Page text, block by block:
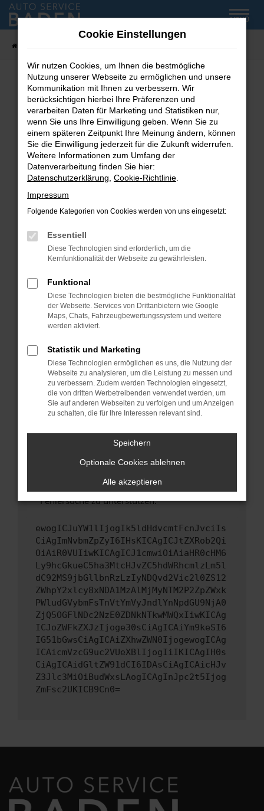
Zum
Hauptinhalt
MENÜ
Fehler: Network Error
Beim Laden ist ein Fehler aufgetreten.
Hier sind ein paar Tipps, die dir helfen können:
Überprüfe deine Firewall und deine
Internetverbindung.
Laden andere Webseiten, zum Beispiel deine
Suchmaschine?
Prüfe deine Browsererweiterungen.
können das Laden bestimmter Seiten
verhindern. Funktioniert die Seite in einem
Fenster?
Starte dein Gerät neu.
Das kann manchmal helfen, vorübergehende
Probleme zu beheben.
Betriebssystem auf dem neuesten Stand
sind.
Veraltete Software birgt nicht nur ein
Sicherheitsrisiko, sondern kann auch dazu
führen, dass bestimmte Funktionen nicht mehr
unterstützt werden.
Wende dich an den Webseitenbetreiber.
Wenn du alle oben genannten Schritte versucht
hast, kontaktiere uns bitte. Wir werden
uns diesen Text schicken, um uns bei der
Fehlersuche zu unterstützen:
ewogICJuYW1lIjogIk5ldHdvcmtFcnJvciIs
CiAgImNvbmZpZyI6IHsKICAgICJtZXRob2Qi
OiAiR0VUIiwKICAgICJ1cmwiOiAiaHR0cHM6
Ly9hcGkueC5ha3MtcHJvZC5hdWRhcmlzLm5l
dC92MS9jbGllbnRzLzIyNDQvd2Vic2l0ZS12
ZWhpY2xlcy8xNDA1MzAlMjMyNTM2P2ZpZWxk
PWludGVybmFsTnVtYmVyJndlYnNpdGU9NjA0
ZjQ5OGFlNDc2NzE0ZDNkNTkwMWQxIiwKICAg
ICJoZWFkZXJzIjoge30sCiAgICAiYm9keSI6
IG51bGwsCiAgICAiZXhwZWN0IjogewogICAg
ICAicmVzcG9uc2VUeXBlIjogIiIKICAgIH0s
CiAgICAidGltZW91dCI6IDAsCiAgICAicHJv
Z3Jlc3MiOiBudWxsLAogICAgInJpc2t5Ijog
ZmFsc2UKICB9Cn0=
Cookie Einstellungen
Wir nutzen Cookies, um Ihnen die bestmögliche
Nutzung unserer Webseite zu ermöglichen und unsere
Kommunikation mit Ihnen zu verbessern. Wir
berücksichtigen hierbei Ihre Präferenzen und
verarbeiten Daten für Marketing und Statistiken nur,
wenn Sie uns Ihre Einwilligung geben. Wenn Sie zu
einem späteren Zeitpunkt Ihre Meinung ändern, können
Sie die Einwilligung jederzeit für die Zukunft widerrufen.
Weitere Informationen zum Umfang der
Datenverarbeitung finden Sie hier:
Datenschutzerklärung Cookie-Richtlinie
Impressum
Folgende Kategorien von Cookies werden von uns eingesetzt:
Essentiell
Diese Technologien sind erforderlich, um die
Kernfunktionalität der Webseite zu gewährleisten.
Funktional
Diese Technologien bieten die bestmögliche Funktionalität
der Webseite. Services von Drittanbietern wie Google
Maps, Chats, Fahrzeugbewertungssystem und weitere
werden aktiviert.
Statistik und Marketing
Diese Technologien ermöglichen es uns, die Nutzung der
Webseite zu analysieren, um die Leistung zu messen und
zu verbessern. Zudem werden Technologien eingesetzt,
die von dritten Werbetreibenden verwendet werden, um
Sie auf anderen Webseiten zu verfolgen und um Anzeigen
zu schalten, die für Ihre Interessen relevant sind.
Speichern
Optionale Cookies ablehnen
Alle akzeptieren